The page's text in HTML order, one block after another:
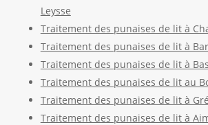
Leysse
Traitement des punaises de lit à
Traitement des punaises de lit à
Traitement des punaises de lit à
Traitement des punaises de lit au
Traitement des punaises de lit à
Traitement des punaises de lit à